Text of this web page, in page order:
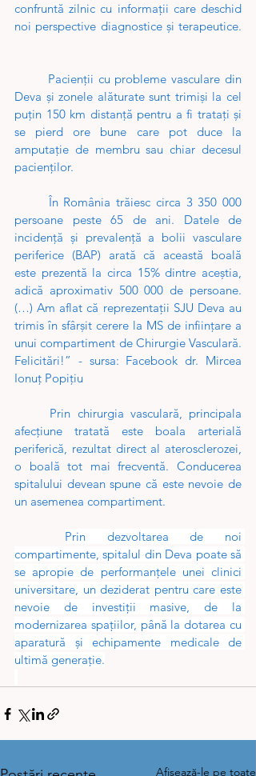
confruntă zilnic cu informații care deschid
noi perspective diagnostice și terapeutice.
Pacienții cu probleme vasculare din
Deva și zonele alăturate sunt trimiși la cel
puțin 150 km distanță pentru a fi tratați și
se pierd ore bune care pot duce la
amputație de membru sau chiar decesul
pacienţilor.
În România trăiesc circa 3 350 000
persoane peste 65 de ani. Datele de
incidență și prevalență a bolii vasculare
periferice (BAP) arată că această boală
este prezentă la circa 15% dintre aceștia,
adică aproximativ 500 000 de persoane.
(…) Am aflat că reprezentații SJU Deva au
trimis în sfârșit cerere la MS de inființare a
unui compartiment de Chirurgie Vasculară.
Felicitări!” - sursa: Facebook dr. Mircea
Ionuț Popițiu
Prin chirurgia vasculară, principala
afecțiune tratată este boala arterială
periferică, rezultat direct al aterosclerozei,
o boală tot mai frecventă. Conducerea
spitalului devean spune că este nevoie de
un asemenea compartiment.
Prin dezvoltarea de noi
compartimente, spitalul din Deva poate să
se apropie de performanțele unei clinici
universitare, un deziderat pentru care este
nevoie de investiții masive, de la
modernizarea spațiilor, până la dotarea cu
aparatură și echipamente medicale de
ultimă generație.
Afișează-le pe toate